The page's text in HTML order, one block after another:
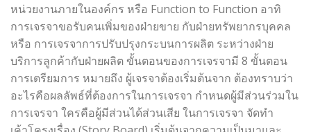
หน่วยงานภายในองค์กร หรือ Function to Function อาทิ
การเจรจาขอรับคนเพิ่มของฝ่ายขาย กับฝ่ายทรัพยากรบุคคล
หรือ การเจรจาการปรับปรุงกระบนการผลิต ระหว่างฝ่าย
บริการลูกค้ากับฝ่ายผลิต ขั้นตอนของการเจรจามี 8 ขั้นตอน
การเตรียมการ หมายถึง ผู้เจรจาต้องเริ่มต้นจาก ต้องทราบว่า
อะไรคือผลลัพธ์ที่ต้องการในการเจรจา กำหนดผู้มีส่วนร่วมใน
การเจรจา ใครคือผู้มีส่วนได้ส่วนเสีย ในการเจรจา จัดทำ